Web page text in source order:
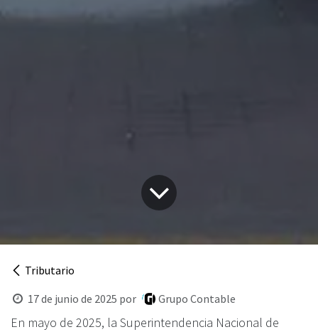
Tributario
17 de junio de 2025 por Grupo Contable
En mayo de 2025, la Superintendencia Nacional de